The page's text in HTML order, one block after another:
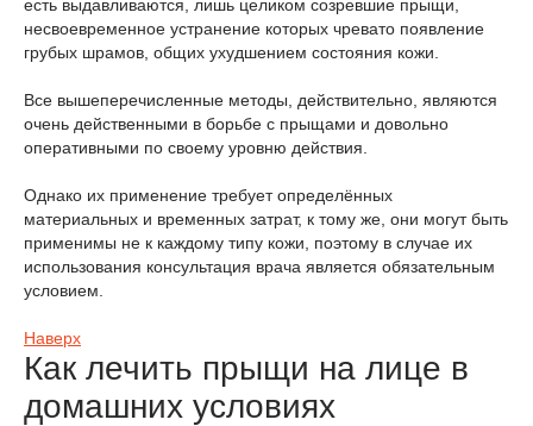
есть выдавливаются, лишь целиком созревшие прыщи,
несвоевременное устранение которых чревато появление
грубых шрамов, общих ухудшением состояния кожи.
Все вышеперечисленные методы, действительно, являются
очень действенными в борьбе с прыщами и довольно
оперативными по своему уровню действия.
Однако их применение требует определённых
материальных и временных затрат, к тому же, они могут быть
применимы не к каждому типу кожи, поэтому в случае их
использования консультация врача является обязательным
условием.
Наверх
Как лечить прыщи на лице в
домашних условиях